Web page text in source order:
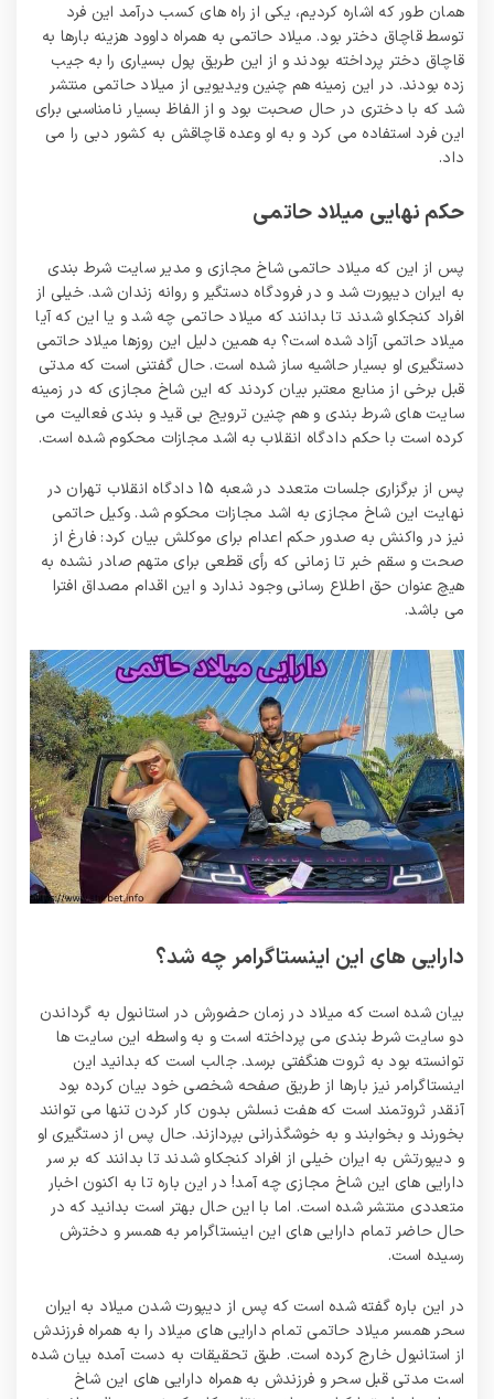
همان طور که اشاره کردیم، یکی از راه های کسب درآمد این فرد
توسط قاچاق دختر بود. میلاد حاتمی به همراه داوود هزینه بارها به
قاچاق دختر پرداخته بودند و از این طریق پول بسیاری را به جیب
زده بودند. در این زمینه هم چنین ویدیویی از میلاد حاتمی منتشر
شد که با دختری در حال صحبت بود و از الفاظ بسیار نامناسبی برای
این فرد استفاده می کرد و به او وعده قاچاقش به کشور دبی را می
داد.
حکم نهایی میلاد حاتمی
پس از این که میلاد حاتمی شاخ مجازی و مدیر سایت شرط‌ بندی
به ایران دیپورت شد و در فرودگاه دستگیر و روانه زندان شد. خیلی از
افراد کنجکاو شدند تا بدانند که میلاد حاتمی چه شد و یا این که آیا
میلاد حاتمی آزاد شده است؟ به همین دلیل این روزها میلاد حاتمی
دستگیری او بسیار حاشیه ساز شده است. حال گفتنی است که مدتی
قبل برخی از منابع معتبر بیان کردند که این شاخ‌ مجازی که در زمینه
سایت‌ های شرط‌ بندی و هم چنین ترویج بی قید و بندی فعالیت می‌
کرده است با حکم دادگاه انقلاب به اشد مجازات محکوم شده است.
پس از برگزاری جلسات متعدد در شعبه 15 دادگاه انقلاب تهران در
نهایت این شاخ مجازی به اشد مجازات محکوم شد. وکیل حاتمی
نیز در واکنش به صدور حکم اعدام برای موکلش بیان کرد: فارغ از
صحت و سقم خبر تا زمانی که رأی قطعی برای متهم صادر نشده به
هیچ عنوان حق اطلاع رسانی وجود ندارد و این اقدام مصداق‌ افترا
می باشد.
دارایی های این اینستاگرامر چه شد؟
بیان شده است که میلاد در زمان حضورش در استانبول به گرداندن
دو سایت شرط بندی می‌ پرداخته است و به واسطه این سایت‌ ها
توانسته بود به ثروت هنگفتی برسد. جالب است که بدانید این
اینستاگرامر نیز بارها از طریق صفحه شخصی خود بیان کرده بود
آنقدر ثروتمند است که هفت نسلش بدون کار کردن تنها می‌ توانند
بخورند و بخوابند و به خوشگذرانی بپردازند. حال پس از دستگیری او
و دیپورتش به ایران خیلی از افراد کنجکاو شدند تا بدانند که بر سر
دارایی های این شاخ مجازی چه آمد! در این باره تا به اکنون اخبار
متعددی منتشر شده است. اما با این حال بهتر است بدانید که در
حال حاضر تمام دارایی‌ های این اینستاگرامر به همسر و دخترش
رسیده است.
در این باره گفته شده است که پس از دیپورت شدن میلاد به ایران
سحر همسر میلاد حاتمی تمام دارایی‌ های میلاد را به همراه فرزندش
از استانبول خارج کرده است. طبق تحقیقات به دست آمده بیان شده
است مدتی قبل سحر و فرزندش به همراه دارایی‌ های این شاخ